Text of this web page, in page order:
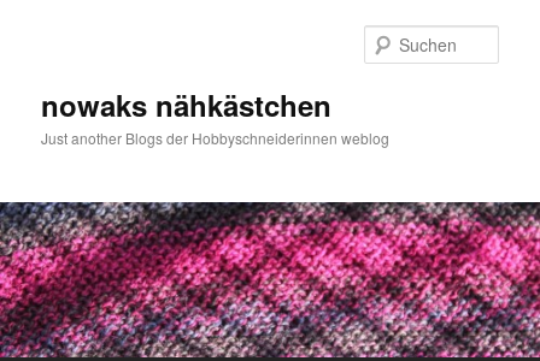
nowaks nähkästchen
Just another Blogs der Hobbyschneiderinnen weblog